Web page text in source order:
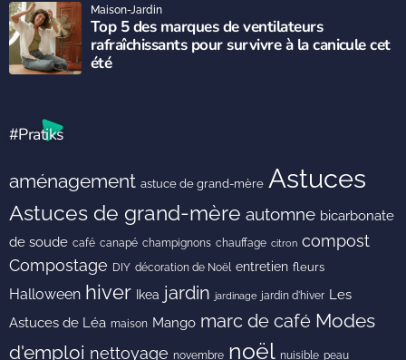
Top 5 des marques de ventilateurs
rafraîchissants pour survivre à la canicule cet
été
Maison-Jardin
#Pratiks
aménagement astuce de grand-mère Astuces
Astuces de grand-mère automne bicarbonate
de soude café canapé champignons chauffage citron compost
Compostage DIY décoration de Noël entretien fleurs
Halloween hiver Ikea jardin jardinage jardin d'hiver Les
Astuces de Léa maison Mango marc de café Modes
d'emploi nettoyage novembre noël nuisible peau